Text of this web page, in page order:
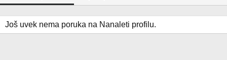
Još uvek nema poruka na Nanaleti profilu.